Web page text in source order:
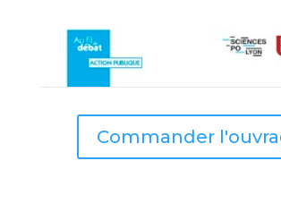
Commander